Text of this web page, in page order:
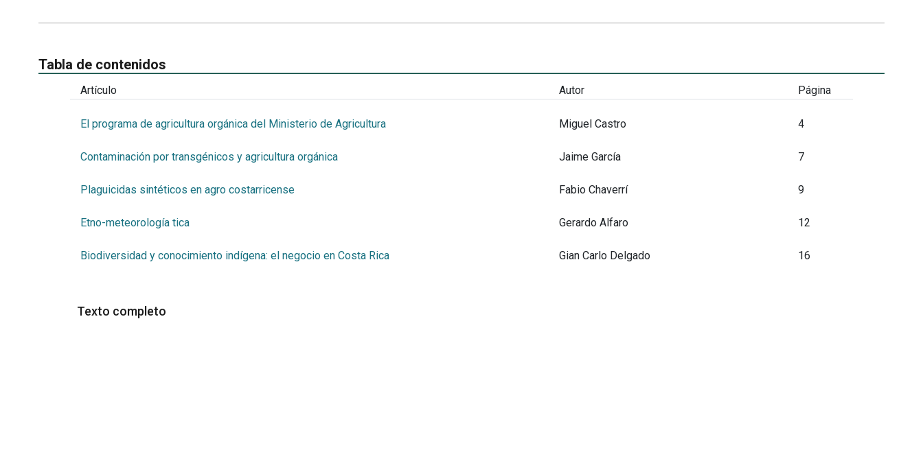
Tabla de contenidos
Artículo Autor Página
El programa de agricultura orgánica del Ministerio de Agricultura Miguel Castro 4
Contaminación por transgénicos y agricultura orgánica Jaime García 7
Plaguicidas sintéticos en agro costarricense Fabio Chaverrí 9
Etno-meteorología tica Gerardo Alfaro 12
Biodiversidad y conocimiento indígena: el negocio en Costa Rica Gian Carlo Delgado 16
Texto completo